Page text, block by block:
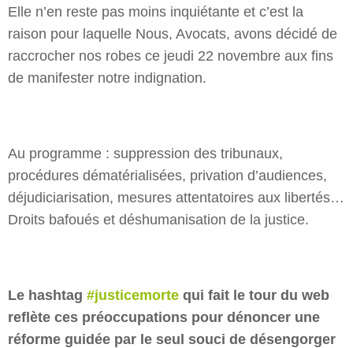
Elle n’en reste pas moins inquiétante et c’est la
raison pour laquelle Nous, Avocats, avons décidé de
raccrocher nos robes ce jeudi 22 novembre aux fins
de manifester notre indignation.
Au programme : suppression des tribunaux,
procédures dématérialisées, privation d’audiences,
déjudiciarisation, mesures attentatoires aux libertés…
Droits bafoués et déshumanisation de la justice.
Le hashtag #justicemorte qui fait le tour du web
reflète ces préoccupations pour dénoncer une
réforme guidée par le seul souci de désengorger